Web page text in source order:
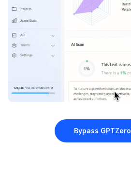
Bypass GPTZero